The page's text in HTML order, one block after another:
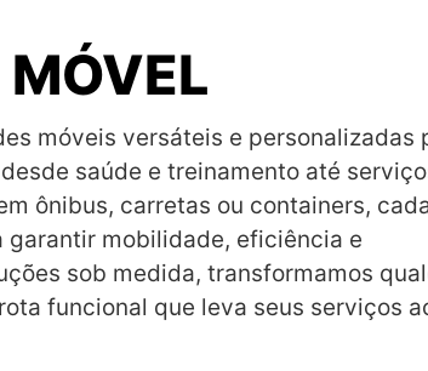
móveis versáteis e personalizadas
saúde e treinamento até
ônibus, carretas ou containers,
garantir mobilidade, eficiência e
sob medida, transformamos
funcional que leva seus serviços